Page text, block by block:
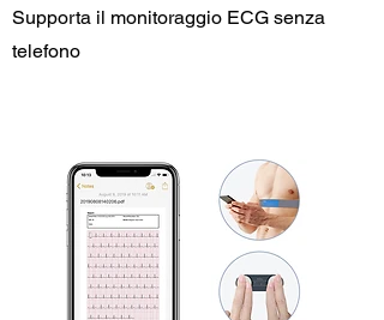
Supporta il monitoraggio ECG senza
telefono